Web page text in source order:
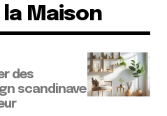
Maison
des
scandinave